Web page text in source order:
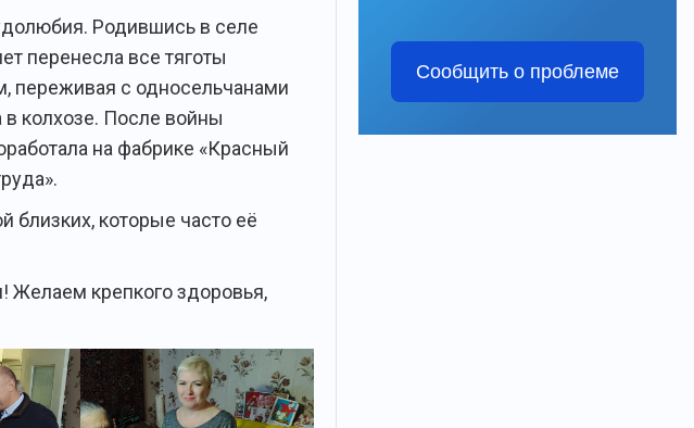
Родившись в селе
перенесла все тяготы
переживая с односельчанами
в колхозе. После войны
на фабрике «Красный
близких, которые часто её
крепкого здоровья,
Сообщить о проблеме